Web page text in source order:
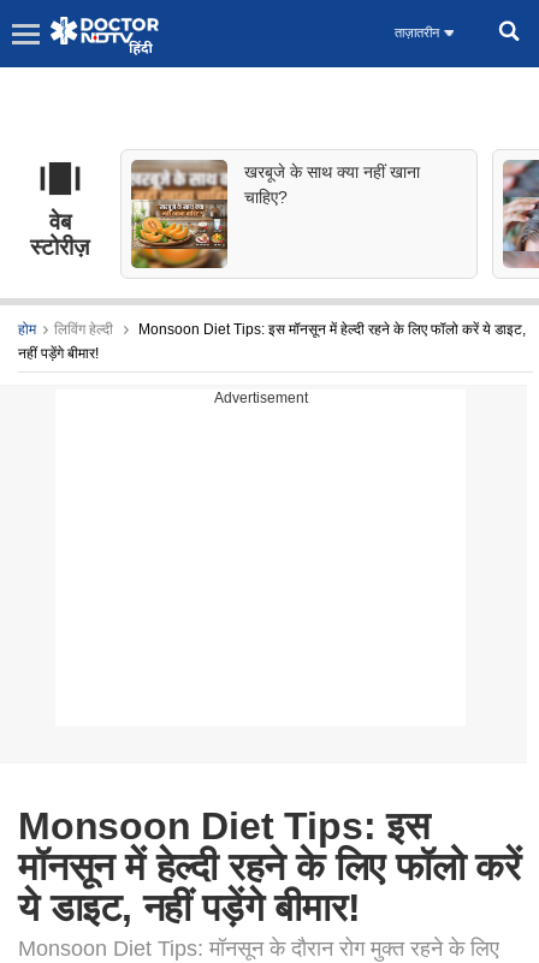
ताज़ातरीन
वेब
स्टोरीज़
खरबूजे के साथ क्या नहीं खाना
चाहिए?
होम लिविंग हेल्दी
Monsoon Diet Tips: इस मॉनसून में हेल्दी रहने के लिए फॉलो करें ये डाइट,
नहीं पड़ेंगे बीमार!
Advertisement
Monsoon Diet Tips: इस
मॉनसून में हेल्दी रहने के लिए फॉलो करें
ये डाइट, नहीं पड़ेंगे बीमार!
Monsoon Diet Tips: मॉनसून के दौरान रोग मुक्त रहने के लिए